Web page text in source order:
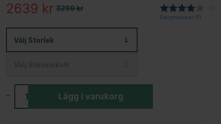
3299kr
2639 kr
Recensioner (1)
Välj Storlek
- Lägg i varukorg